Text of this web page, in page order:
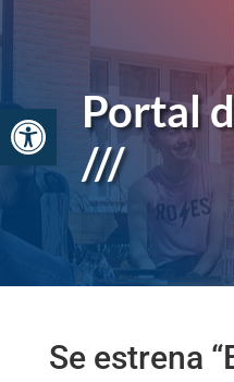
Abrir barra de herramientas
Portal
///
Se estrena